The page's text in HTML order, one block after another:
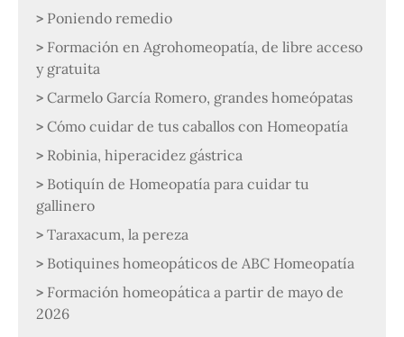
Poniendo remedio
Formación en Agrohomeopatía, de libre acceso
y gratuita
Carmelo García Romero, grandes homeópatas
Cómo cuidar de tus caballos con Homeopatía
Robinia, hiperacidez gástrica
Botiquín de Homeopatía para cuidar tu
gallinero
Taraxacum, la pereza
Botiquines homeopáticos de ABC Homeopatía
Formación homeopática a partir de mayo de
2026